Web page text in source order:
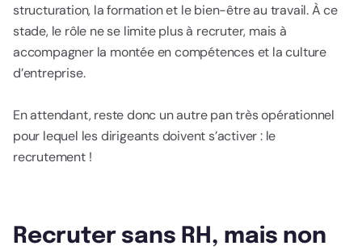
structuration, la formation et le bien-être au travail. À ce
stade, le rôle ne se limite plus à recruter, mais à
accompagner la montée en compétences et la culture
d’entreprise.
En attendant, reste donc un autre pan très opérationnel
pour lequel les dirigeants doivent s’activer : le
recrutement !
Recruter sans RH, mais non